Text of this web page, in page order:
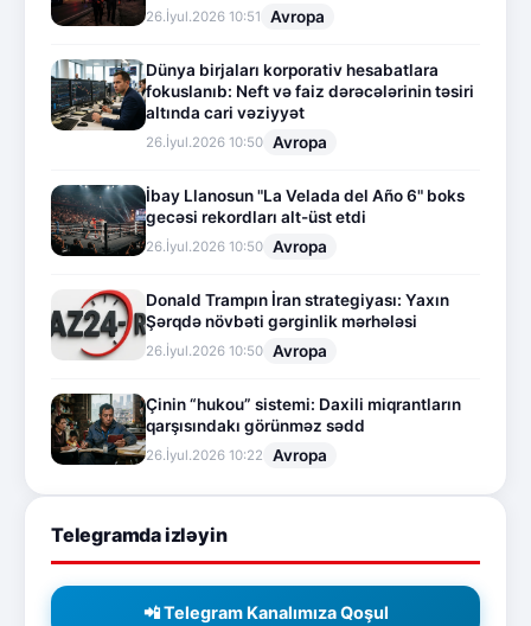
26.İyul.2026 10:51 Avropa
Dünya birjaları korporativ hesabatlara
fokuslanıb: Neft və faiz dərəcələrinin təsiri
altında cari vəziyyət
26.İyul.2026 10:50 Avropa
İbay Llanosun "La Velada del Año 6" boks
gecəsi rekordları alt-üst etdi
26.İyul.2026 10:50 Avropa
Donald Trampın İran strategiyası: Yaxın
Şərqdə növbəti gərginlik mərhələsi
26.İyul.2026 10:50 Avropa
Çinin “hukou” sistemi: Daxili miqrantların
qarşısındakı görünməz sədd
26.İyul.2026 10:22 Avropa
Telegramda izləyin
📲 Telegram Kanalımıza Qoşul